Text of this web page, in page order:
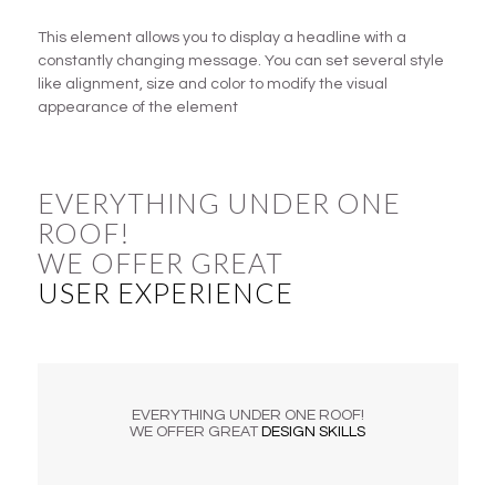
This element allows you to display a headline with a
constantly changing message. You can set several style
like alignment, size and color to modify the visual
appearance of the element
EVERYTHING UNDER ONE
ROOF!
WE OFFER GREAT
USER EXPERIENCE
EVERYTHING UNDER ONE ROOF!
WE OFFER GREATDESIGN SKILLS